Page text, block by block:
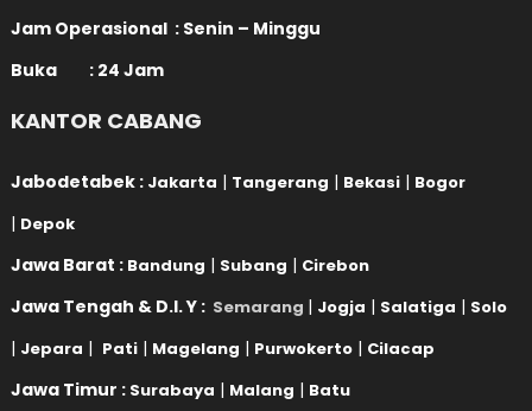
Jam Operasional : Senin – Minggu
Buka : 24 Jam
KANTOR CABANG
Jabodetabek : Jakarta | Tangerang | Bekasi | Bogor
| Depok
Jawa Barat : Bandung | Subang | Cirebon
Jawa Tengah & D.I. Y : Semarang | Jogja | Salatiga | Solo
| Jepara | Pati | Magelang | Purwokerto | Cilacap
Jawa Timur : Surabaya | Malang | Batu